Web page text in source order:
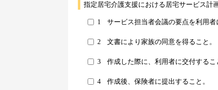
指定居宅介護支援における居宅サービス計
1 サービス担当者会議の要点を利用
2 文書により家族の同意を得ること。
3 作成した際に、利用者に交付するこ
4 作成後、保険者に提出すること。